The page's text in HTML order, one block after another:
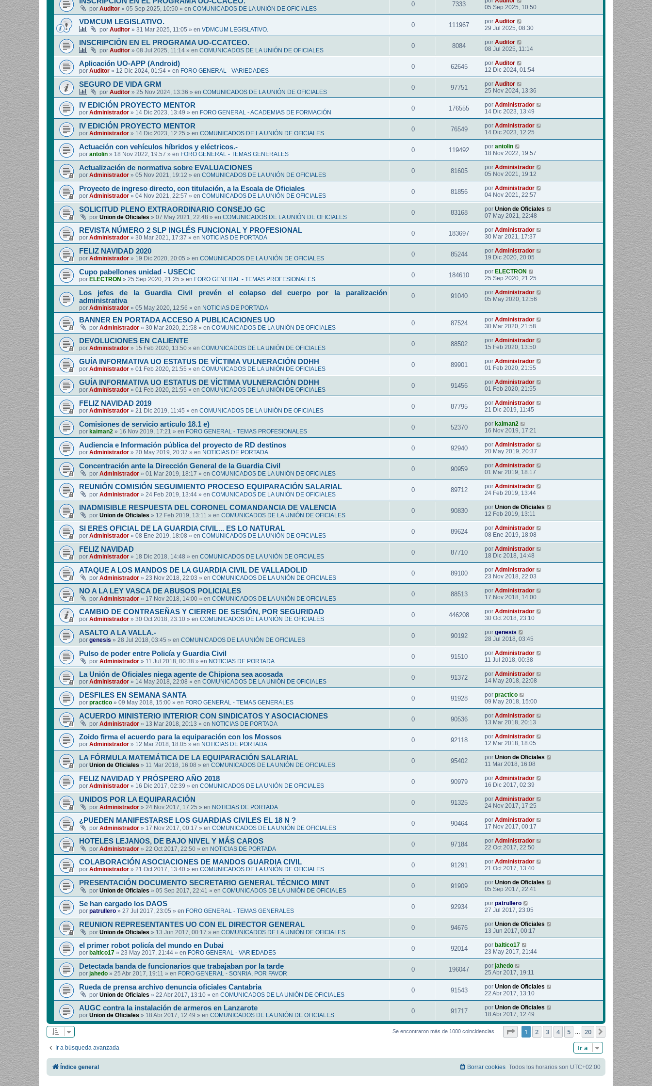
por Auditor » 05 Sep 2025, 10:50 » en COMUNICADOS DE LA UNIÓN DE OFICIALES
0 7333
05 Sep 2025, 10:50
VDMCUM LEGISLATIVO.
por Auditor » 31 Mar 2025, 11:05 » en VDMCUM LEGISLATIVO.
0 111967 por Auditor
29 Jul 2025, 08:30
INSCRIPCIÓN EN EL PROGRAMA UO-CCATCEO.
por Auditor » 08 Jul 2025, 11:14 » en COMUNICADOS DE LA UNIÓN DE OFICIALES
0 8084 por Auditor
08 Jul 2025, 11:14
Aplicación UO-APP (Android)
por Auditor » 12 Dic 2024, 01:54 » en FORO GENERAL - VARIEDADES
0 62645 por Auditor
12 Dic 2024, 01:54
SEGURO DE VIDA GRM
por Auditor » 25 Nov 2024, 13:36 » en COMUNICADOS DE LA UNIÓN DE OFICIALES
0 97751 por Auditor
25 Nov 2024, 13:36
IV EDICIÓN PROYECTO MENTOR
por Administrador » 14 Dic 2023, 13:49 » en FORO GENERAL - ACADEMIAS DE FORMACIÓN
0 176555 por Administrador
14 Dic 2023, 13:49
IV EDICIÓN PROYECTO MENTOR
por Administrador » 14 Dic 2023, 12:25 » en COMUNICADOS DE LA UNIÓN DE OFICIALES
0 76549 por Administrador
14 Dic 2023, 12:25
Actuación con vehículos híbridos y eléctricos.-
por antolin » 18 Nov 2022, 19:57 » en FORO GENERAL - TEMAS GENERALES
0 119492 por antolin
18 Nov 2022, 19:57
Actualización de normativa sobre EVALUACIONES
por Administrador » 05 Nov 2021, 19:12 » en COMUNICADOS DE LA UNIÓN DE OFICIALES
0 81605 por Administrador
05 Nov 2021, 19:12
Proyecto de ingreso directo, con titulación, a la Escala de Oficiales
por Administrador » 04 Nov 2021, 22:57 » en COMUNICADOS DE LA UNIÓN DE OFICIALES
0 81856 por Administrador
04 Nov 2021, 22:57
SOLICITUD PLENO EXTRAORDINARIO CONSEJO GC
por Union de Oficiales » 07 May 2021, 22:48 » en COMUNICADOS DE LA UNIÓN DE OFICIALES
0 83168 por Union de Oficiales
07 May 2021, 22:48
REVISTA NÚMERO 2 SLP INGLÉS FUNCIONAL Y PROFESIONAL
por Administrador » 30 Mar 2021, 17:37 » en NOTICIAS DE PORTADA
0 183697 por Administrador
30 Mar 2021, 17:37
FELIZ NAVIDAD 2020
por Administrador » 19 Dic 2020, 20:05 » en COMUNICADOS DE LA UNIÓN DE OFICIALES
0 85244 por Administrador
19 Dic 2020, 20:05
Cupo pabellones unidad - USECIC
por ELECTRON » 25 Sep 2020, 21:25 » en FORO GENERAL - TEMAS PROFESIONALES
0 184610 por ELECTRON
25 Sep 2020, 21:25
Los jefes de la Guardia Civil prevén el colapso del cuerpo por la paralización
administrativa
por Administrador » 05 May 2020, 12:56 » en NOTICIAS DE PORTADA
0 91040 por Administrador
05 May 2020, 12:56
BANNER EN PORTADA ACCESO A PUBLICACIONES UO
por Administrador » 30 Mar 2020, 21:58 » en COMUNICADOS DE LA UNIÓN DE OFICIALES
0 87524 por Administrador
30 Mar 2020, 21:58
DEVOLUCIONES EN CALIENTE
por Administrador » 15 Feb 2020, 13:50 » en COMUNICADOS DE LA UNIÓN DE OFICIALES
0 88502 por Administrador
15 Feb 2020, 13:50
GUÍA INFORMATIVA UO ESTATUS DE VÍCTIMA VULNERACIÓN DDHH
por Administrador » 01 Feb 2020, 21:55 » en COMUNICADOS DE LA UNIÓN DE OFICIALES
0 89901 por Administrador
01 Feb 2020, 21:55
GUÍA INFORMATIVA UO ESTATUS DE VÍCTIMA VULNERACIÓN DDHH
por Administrador » 01 Feb 2020, 21:55 » en COMUNICADOS DE LA UNIÓN DE OFICIALES
0 91456 por Administrador
01 Feb 2020, 21:55
FELIZ NAVIDAD 2019
por Administrador » 21 Dic 2019, 11:45 » en COMUNICADOS DE LA UNIÓN DE OFICIALES
0 87795 por Administrador
21 Dic 2019, 11:45
Comisiones de servicio artículo 18.1 e)
por kaiman2 » 16 Nov 2019, 17:21 » en FORO GENERAL - TEMAS PROFESIONALES
0 52370 por kaiman2
16 Nov 2019, 17:21
Audiencia e Información pública del proyecto de RD destinos
por Administrador » 20 May 2019, 20:37 » en NOTICIAS DE PORTADA
0 92940 por Administrador
20 May 2019, 20:37
Concentración ante la Dirección General de la Guardia Civil
por Administrador » 01 Mar 2019, 18:17 » en COMUNICADOS DE LA UNIÓN DE OFICIALES
0 90959 por Administrador
01 Mar 2019, 18:17
REUNIÓN COMISIÓN SEGUIMIENTO PROCESO EQUIPARACIÓN SALARIAL
por Administrador » 24 Feb 2019, 13:44 » en COMUNICADOS DE LA UNIÓN DE OFICIALES
0 89712 por Administrador
24 Feb 2019, 13:44
INADMISIBLE RESPUESTA DEL CORONEL COMANDANCIA DE VALENCIA
por Union de Oficiales » 12 Feb 2019, 13:11 » en COMUNICADOS DE LA UNIÓN DE OFICIALES
0 90830 por Union de Oficiales
12 Feb 2019, 13:11
SI ERES OFICIAL DE LA GUARDIA CIVIL... ES LO NATURAL
por Administrador » 08 Ene 2019, 18:08 » en COMUNICADOS DE LA UNIÓN DE OFICIALES
0 89624 por Administrador
08 Ene 2019, 18:08
FELIZ NAVIDAD
por Administrador » 18 Dic 2018, 14:48 » en COMUNICADOS DE LA UNIÓN DE OFICIALES
0 87710 por Administrador
18 Dic 2018, 14:48
ATAQUE A LOS MANDOS DE LA GUARDIA CIVIL DE VALLADOLID
por Administrador » 23 Nov 2018, 22:03 » en COMUNICADOS DE LA UNIÓN DE OFICIALES
0 89100 por Administrador
23 Nov 2018, 22:03
NO A LA LEY VASCA DE ABUSOS POLICIALES
por Administrador » 17 Nov 2018, 14:00 » en COMUNICADOS DE LA UNIÓN DE OFICIALES
0 88513 por Administrador
17 Nov 2018, 14:00
CAMBIO DE CONTRASEÑAS Y CIERRE DE SESIÓN, POR SEGURIDAD
por Administrador » 30 Oct 2018, 23:10 » en COMUNICADOS DE LA UNIÓN DE OFICIALES
0 446208 por Administrador
30 Oct 2018, 23:10
ASALTO A LA VALLA.-
por genesis » 28 Jul 2018, 03:45 » en COMUNICADOS DE LA UNIÓN DE OFICIALES
0 90192 por genesis
28 Jul 2018, 03:45
Pulso de poder entre Policía y Guardia Civil
por Administrador » 11 Jul 2018, 00:38 » en NOTICIAS DE PORTADA
0 91510 por Administrador
11 Jul 2018, 00:38
La Unión de Oficiales niega agente de Chipiona sea acosada
por Administrador » 14 May 2018, 22:08 » en COMUNICADOS DE LA UNIÓN DE OFICIALES
0 91372 por Administrador
14 May 2018, 22:08
DESFILES EN SEMANA SANTA
por practico » 09 May 2018, 15:00 » en FORO GENERAL - TEMAS GENERALES
0 91928 por practico
09 May 2018, 15:00
ACUERDO MINISTERIO INTERIOR CON SINDICATOS Y ASOCIACIONES
por Administrador » 13 Mar 2018, 20:13 » en NOTICIAS DE PORTADA
0 90536 por Administrador
13 Mar 2018, 20:13
Zoido firma el acuerdo para la equiparación con los Mossos
por Administrador » 12 Mar 2018, 18:05 » en NOTICIAS DE PORTADA
0 92118 por Administrador
12 Mar 2018, 18:05
LA FÓRMULA MATEMÁTICA DE LA EQUIPARACIÓN SALARIAL
por Union de Oficiales » 11 Mar 2018, 16:08 » en COMUNICADOS DE LA UNIÓN DE OFICIALES
0 95402 por Union de Oficiales
11 Mar 2018, 16:08
FELIZ NAVIDAD Y PRÓSPERO AÑO 2018
por Administrador » 16 Dic 2017, 02:39 » en COMUNICADOS DE LA UNIÓN DE OFICIALES
0 90979 por Administrador
16 Dic 2017, 02:39
UNIDOS POR LA EQUIPARACIÓN
por Administrador » 24 Nov 2017, 17:25 » en NOTICIAS DE PORTADA
0 91325 por Administrador
24 Nov 2017, 17:25
¿PUEDEN MANIFESTARSE LOS GUARDIAS CIVILES EL 18 N ?
por Administrador » 17 Nov 2017, 00:17 » en COMUNICADOS DE LA UNIÓN DE OFICIALES
0 90464 por Administrador
17 Nov 2017, 00:17
HOTELES LEJANOS, DE BAJO NIVEL Y MÁS CAROS
por Administrador » 22 Oct 2017, 22:50 » en NOTICIAS DE PORTADA
0 97184 por Administrador
22 Oct 2017, 22:50
COLABORACIÓN ASOCIACIONES DE MANDOS GUARDIA CIVIL
por Administrador » 21 Oct 2017, 13:40 » en COMUNICADOS DE LA UNIÓN DE OFICIALES
0 91291 por Administrador
21 Oct 2017, 13:40
PRESENTACIÓN DOCUMENTO SECRETARIO GENERAL TÉCNICO MINT
por Union de Oficiales » 05 Sep 2017, 22:41 » en COMUNICADOS DE LA UNIÓN DE OFICIALES
0 91909 por Union de Oficiales
05 Sep 2017, 22:41
Se han cargado los DAOS
por patrullero » 27 Jul 2017, 23:05 » en FORO GENERAL - TEMAS GENERALES
0 92934 por patrullero
27 Jul 2017, 23:05
REUNION REPRESENTANTES UO CON EL DIRECTOR GENERAL
por Union de Oficiales » 13 Jun 2017, 00:17 » en COMUNICADOS DE LA UNIÓN DE OFICIALES
0 94676 por Union de Oficiales
13 Jun 2017, 00:17
el primer robot policía del mundo en Dubai
por baltico17 » 23 May 2017, 21:44 » en FORO GENERAL - VARIEDADES
0 92014 por baltico17
23 May 2017, 21:44
Detectada banda de funcionarios que trabajaban por la tarde
por jahedo » 25 Abr 2017, 19:11 » en FORO GENERAL - SONRIA, POR FAVOR
0 196047 por jahedo
25 Abr 2017, 19:11
Rueda de prensa archivo denuncia oficiales Cantabria
por Union de Oficiales » 22 Abr 2017, 13:10 » en COMUNICADOS DE LA UNIÓN DE OFICIALES
0 91543 por Union de Oficiales
22 Abr 2017, 13:10
AUGC contra la instalación de armeros en Lanzarote
por Union de Oficiales » 18 Abr 2017, 12:49 » en COMUNICADOS DE LA UNIÓN DE OFICIALES
0 91717 por Union de Oficiales
18 Abr 2017, 12:49
Se encontraron más de 1000 coincidencias Página1 de 20
1 2 3 4 5 20 Siguiente
Ir a búsqueda avanzada Ir a
Índice general Todos los horarios son UTC+02:00
Borrar cookies